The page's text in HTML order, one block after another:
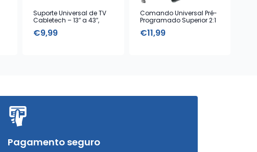
Suporte Universal de TV
Cabletech – 13″ a 43″,
€9,99
Comando Universal Pré-
Programado Superior 2:1
€11,99
Pagamento seguro